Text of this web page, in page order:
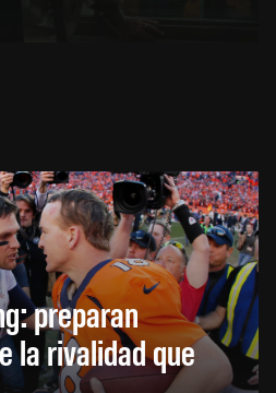
preparan
la rivalidad que